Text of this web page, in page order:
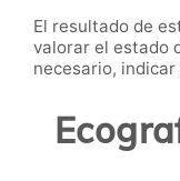
El resultado de
valorar el estado
necesario,